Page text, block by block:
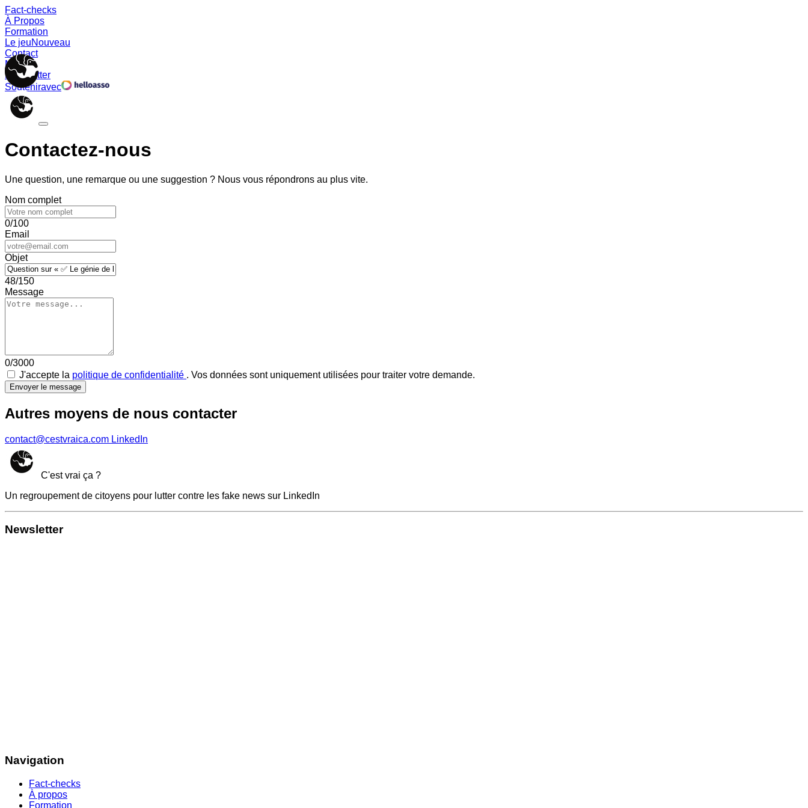
Fact-checks
À Propos
Formation
Le jeuNouveau
Contact
Memes
Newsletter
Souteniravec
Contactez-nous
Une question, une remarque ou une suggestion ? Nous vous répondrons au plus vite.
Nom complet
0/100
Email
Objet
48/150
Message
0/3000
J'accepte la politique de confidentialité . Vos données sont uniquement utilisées pour traiter votre demande.
Envoyer le message
Autres moyens de nous contacter
contact@cestvraica.com LinkedIn
C'est vrai ça ?
Un regroupement de citoyens pour lutter contre les fake news sur LinkedIn
Newsletter
Navigation
Fact-checks
À propos
Formation